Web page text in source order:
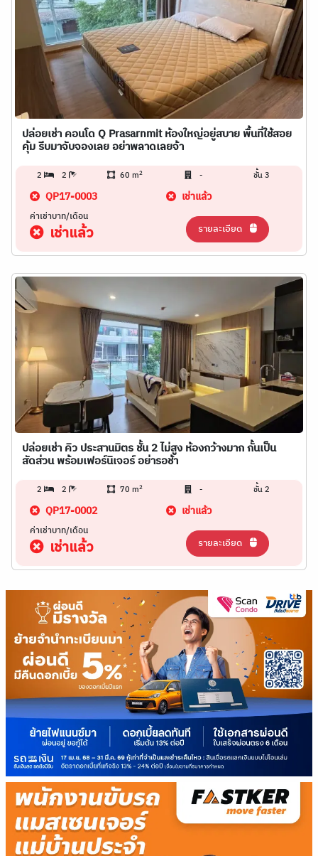
ปล่อยเช่า คอนโด Q Prasarnmit ห้องใหญ่อยู่สบาย พื้นที่ใช้สอย
คุ้ม รีบมาจับจองเลย อย่าพลาดเลยจ้า
2 2 60 m2 - ชั้น 3
QP17-0003 เช่าแล้ว
ค่าเช่าบาท/เดือน
เช่าแล้ว รายละเอียด
ปล่อยเช่า คิว ประสานมิตร ชั้น 2 ไม่สูง ห้องกว้างมาก กั้นเป็น
สัดส่วน พร้อมเฟอร์นิเจอร์ อย่ารอช้า
2 2 70 m2 - ชั้น 2
QP17-0002 เช่าแล้ว
ค่าเช่าบาท/เดือน
เช่าแล้ว รายละเอียด